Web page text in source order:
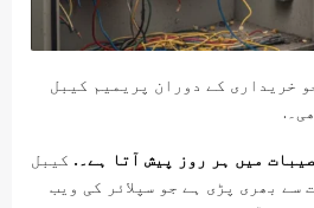
خریداری کے دوران پریمیم کیبل
میں ہر روز پیش آتا ہے۔. کیبل
سے بھری پڑی ہے جو سپلائر کی ویب